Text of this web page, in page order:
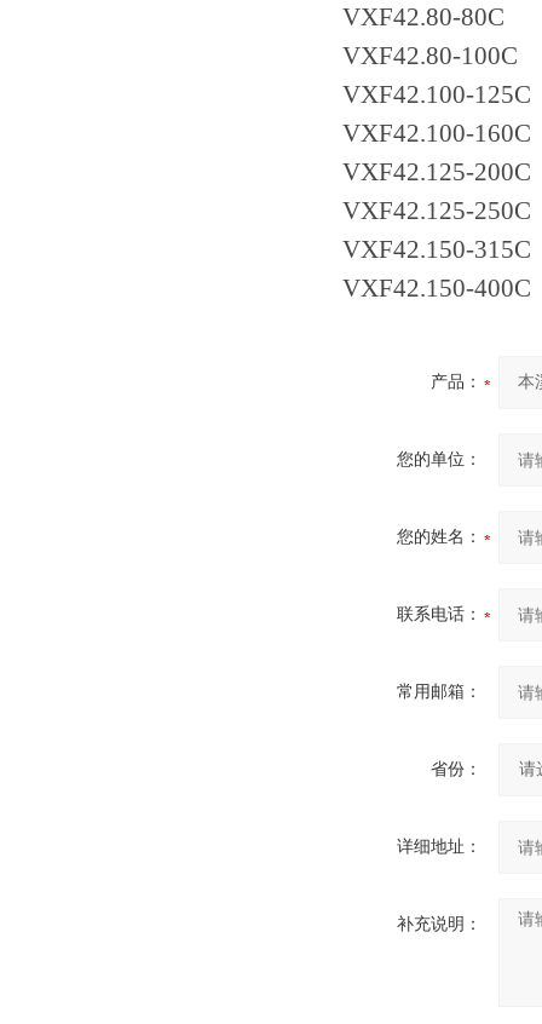
VXF42.80-80C
VXF42.80-100C
VXF42.100-125C
VXF42.100-160C
VXF42.125-200C
VXF42.125-250C
VXF42.150-315C
VXF42.150-400C
产品：
您的单位：
您的姓名：
联系电话：
常用邮箱：
省份：
详细地址：
补充说明：